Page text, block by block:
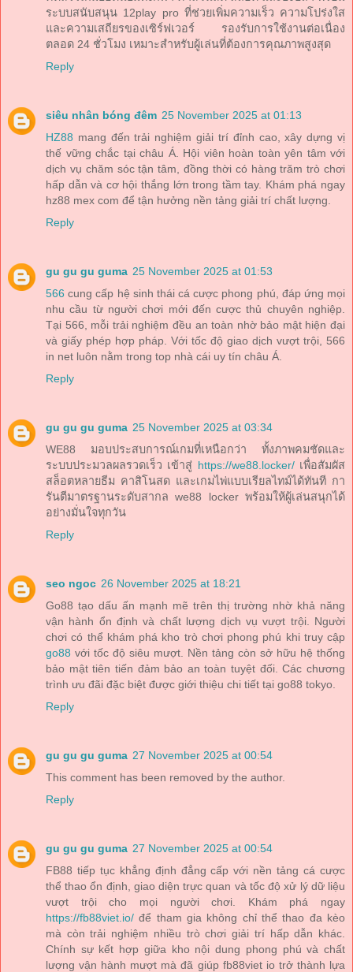
ระบบสนับสนุน 12play pro ที่ช่วยเพิ่มความเร็ว ความโปร่งใส
และความเสถียรของเซิร์ฟเวอร์ รองรับการใช้งานต่อเนื่อง
ตลอด 24 ชั่วโมง เหมาะสำหรับผู้เล่นที่ต้องการคุณภาพสูงสุด
Reply
siêu nhân bóng đêm 25 November 2025 at 01:13
HZ88 mang đến trải nghiệm giải trí đỉnh cao, xây dựng vị
thế vững chắc tại châu Á. Hội viên hoàn toàn yên tâm với
dịch vụ chăm sóc tận tâm, đồng thời có hàng trăm trò chơi
hấp dẫn và cơ hội thắng lớn trong tầm tay. Khám phá ngay
hz88 mex com để tận hưởng nền tảng giải trí chất lượng.
Reply
gu gu gu guma 25 November 2025 at 01:53
566 cung cấp hệ sinh thái cá cược phong phú, đáp ứng mọi
nhu cầu từ người chơi mới đến cược thủ chuyên nghiệp.
Tại 566, mỗi trải nghiệm đều an toàn nhờ bảo mật hiện đại
và giấy phép hợp pháp. Với tốc độ giao dịch vượt trội, 566
in net luôn nằm trong top nhà cái uy tín châu Á.
Reply
gu gu gu guma 25 November 2025 at 03:34
WE88 มอบประสบการณ์เกมที่เหนือกว่า ทั้งภาพคมชัดและ
ระบบประมวลผลรวดเร็ว เข้าสู่ https://we88.locker/เพื่อสัมผัส
สล็อตหลายธีม คาสิโนสด และเกมไพ่แบบเรียลไทม์ได้ทันที กา
รันตีมาตรฐานระดับสากล we88 locker พร้อมให้ผู้เล่นสนุกได้
อย่างมั่นใจทุกวัน
Reply
seo ngoc 26 November 2025 at 18:21
Go88 tạo dấu ấn mạnh mẽ trên thị trường nhờ khả năng
vận hành ổn định và chất lượng dịch vụ vượt trội. Người
chơi có thể khám phá kho trò chơi phong phú khi truy cập
go88 với tốc độ siêu mượt. Nền tảng còn sở hữu hệ thống
bảo mật tiên tiến đảm bảo an toàn tuyệt đối. Các chương
trình ưu đãi đặc biệt được giới thiệu chi tiết tại go88 tokyo.
Reply
gu gu gu guma 27 November 2025 at 00:54
This comment has been removed by the author.
Reply
gu gu gu guma 27 November 2025 at 00:54
FB88 tiếp tục khẳng định đẳng cấp với nền tảng cá cược
thể thao ổn định, giao diện trực quan và tốc độ xử lý dữ liệu
vượt trội cho mọi người chơi. Khám phá ngay
https://fb88viet.io/ để tham gia không chỉ thể thao đa kèo
mà còn trải nghiệm nhiều trò chơi giải trí hấp dẫn khác.
Chính sự kết hợp giữa kho nội dung phong phú và chất
lượng vận hành mượt mà đã giúp fb88viet io trở thành lựa